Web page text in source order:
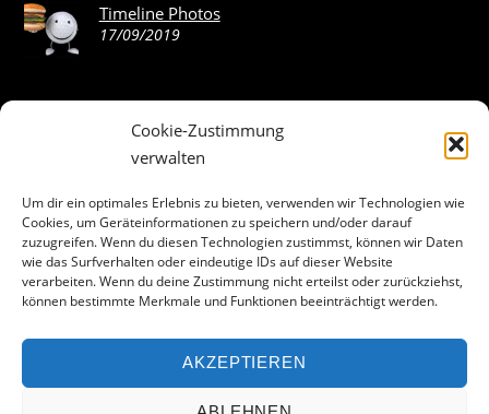
Cookie-Zustimmung
verwalten
Um dir ein optimales Erlebnis zu bieten, verwenden wir Technologien wie
Cookies, um Geräteinformationen zu speichern und/oder darauf
zuzugreifen. Wenn du diesen Technologien zustimmst, können wir Daten
wie das Surfverhalten oder eindeutige IDs auf dieser Website
verarbeiten. Wenn du deine Zustimmung nicht erteilst oder zurückziehst,
können bestimmte Merkmale und Funktionen beeinträchtigt werden.
AKZEPTIEREN
Timeline Photos
17/09/2019
ABOUT THE LANDING THEME…
The Landing theme is a one-page design WordPress theme
that’s focused on getting your audience to follow-through
with your call-to-action. Built to work seamlessly with our
drag & drop Builder plugin, it gives you the ability to
customize the look and feel of your content.